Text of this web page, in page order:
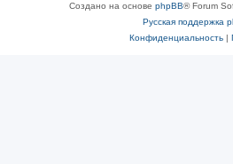
Создано на основе phpBB® Forum
Русская поддержка
Конфиденциальность|